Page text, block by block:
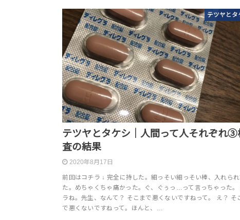
テツヤとタ
テツヤとタケシ｜人間って人それぞれ③
査の結果
2020年8月17日
前回はコチラ ↓ 完全に持した。細っそい細っそい棒、入れられ
た。めちゃくちゃ痛かった。ぐ、ぐぅっ…って言っちゃった。
ラね。先生、なんて？ そこまで悪くないですねって。 え？ そ
で悪くないですねって。ほんと、…